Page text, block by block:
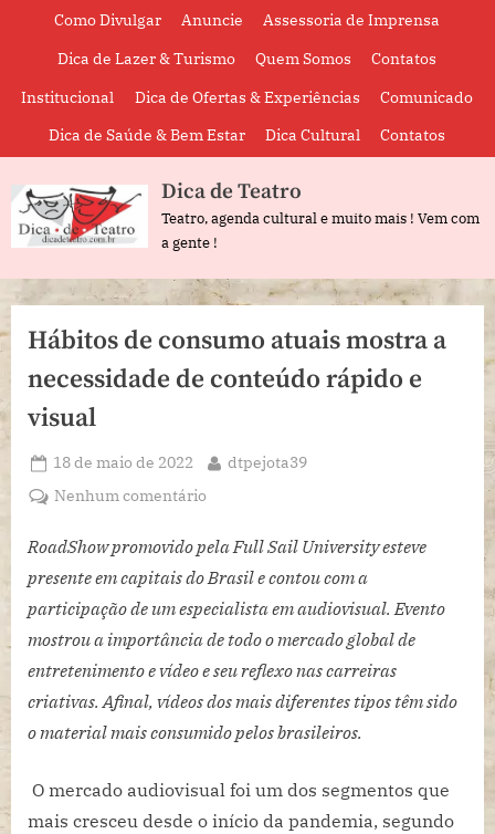
Como Divulgar Anuncie
Assessoria de Imprensa
Dica de Lazer & Turismo
Quem Somos
Contatos
Institucional
Dica de Ofertas & Experiências
Comunicado
Dica de Saúde & Bem Estar
Dica Cultural Contatos
Dica de Teatro
Teatro, agenda cultural e muito mais ! Vem com
a gente !
Hábitos de consumo atuais mostra a
necessidade de conteúdo rápido e
visual
Posted
on
18 de maio de 2022 By
dtpejota39
Nenhum comentário
de
consumo
mostra
a
necessidade
de
conteúdo
rápido
visual
RoadShow promovido pela Full Sail University esteve
presente em capitais do Brasil e contou com a
participação de um especialista em audiovisual. Evento
mostrou a importância de todo o mercado global de
entretenimento e vídeo e seu reflexo nas carreiras
criativas. Afinal, vídeos dos mais diferentes tipos têm sido
o material mais consumido pelos brasileiros.
O mercado audiovisual foi um dos segmentos que
mais cresceu desde o início da pandemia, segundo